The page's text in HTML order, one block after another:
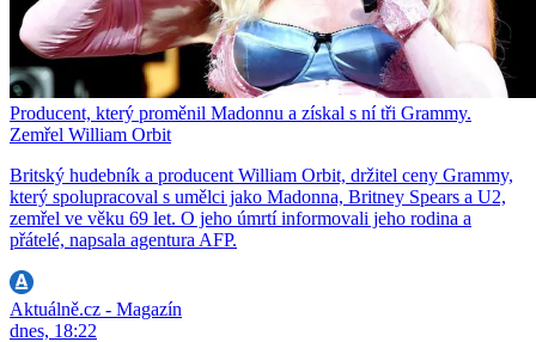
Producent, který proměnil Madonnu a získal s ní tři Grammy.
Zemřel William Orbit
Britský hudebník a producent William Orbit, držitel ceny Grammy,
který spolupracoval s umělci jako Madonna, Britney Spears a U2,
zemřel ve věku 69 let. O jeho úmrtí informovali jeho rodina a
přátelé, napsala agentura AFP.
Aktuálně.cz - Magazín
dnes, 18:22